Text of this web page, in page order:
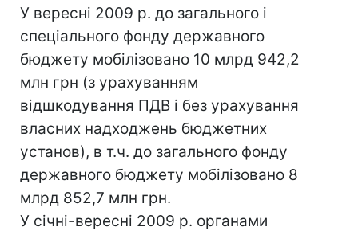
У вересні 2009 р. до загального і
спеціального фонду державного
бюджету мобілізовано 10 млрд 942,2
млн грн (з урахуванням
відшкодування ПДВ і без урахування
власних надходжень бюджетних
установ), в т.ч. до загального фонду
державного бюджету мобілізовано 8
млрд 852,7 млн грн.
У січні-вересні 2009 р. органами